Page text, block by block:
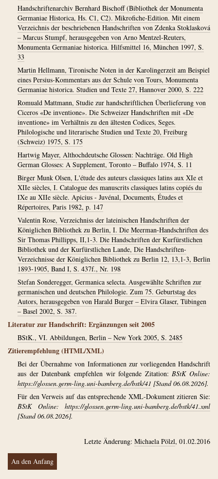
Handschriftenarchiv Bernhard Bischoff (Bibliothek der Monumenta
Germaniae Historica, Hs. C1, C2). Mikrofiche-Edition. Mit einem
Verzeichnis der beschriebenen Handschriften von Zdenka Stoklasková
– Marcus Stumpf, herausgegeben von Arno Mentzel-Reuters,
Monumenta Germaniae historica. Hilfsmittel 16, München 1997, S.
33
Martin Hellmann, Tironische Noten in der Karolingerzeit am Beispiel
eines Persius-Kommentars aus der Schule von Tours, Monumenta
Germaniae historica. Studien und Texte 27, Hannover 2000, S. 222
Romuald Mattmann, Studie zur handschriftlichen Überlieferung von
Ciceros «De inventione». Die Schweizer Handschriften mit «De
inventione» im Verhältnis zu den ältesten Codices, Seges.
Philologische und literarische Studien und Texte 20, Freiburg
(Schweiz) 1975, S. 175
Hartwig Mayer, Althochdeutsche Glossen: Nachträge. Old High
German Glosses: A Supplement, Toronto – Buffalo 1974, S. 11
Birger Munk Olsen, L'étude des auteurs classiques latins aux XIe et
XIIe siècles, I. Catalogue des manuscrits classiques latins copiés du
IXe au XIIe siècle. Apicius - Juvénal, Documents, Études et
Répertoires, Paris 1982, p. 147
Valentin Rose, Verzeichniss der lateinischen Handschriften der
Königlichen Bibliothek zu Berlin, I. Die Meerman-Handschriften des
Sir Thomas Phillipps, II,1-3. Die Handschriften der Kurfürstlichen
Bibliothek und der Kurfürstlichen Lande, Die Handschriften-
Verzeichnisse der Königlichen Bibliothek zu Berlin 12, 13,1-3, Berlin
1893-1905, Band I, S. 437f., Nr. 198
Stefan Sonderegger, Germanica selecta. Ausgewählte Schriften zur
germanischen und deutschen Philologie. Zum 75. Geburtstag des
Autors, herausgegeben von Harald Burger – Elvira Glaser, Tübingen
– Basel 2002, S. 387.
Literatur zur Handschrift: Ergänzungen seit 2005
BStK., VI. Abbildungen, Berlin – New York 2005, S. 2485
Zitierempfehlung (HTML/XML)
Bei der Übernahme von Informationen zur vorliegenden Handschrift
aus der Datenbank empfehlen wir folgende Zitation:BStK Online:
https://glossen.germ-ling.uni-bamberg.de/bstk/41 [Stand 06.08.2026].
Für den Verweis auf das entsprechende XML-Dokument zitieren Sie:
BStK Online: https://glossen.germ-ling.uni-bamberg.de/bstk/41.xml
[Stand 06.08.2026].
Letzte Änderung: Michaela Pölzl, 01.02.2016
An den Anfang